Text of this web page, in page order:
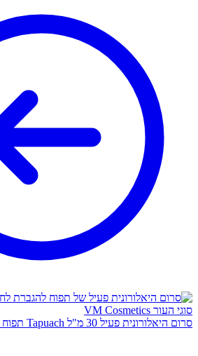
סרום היאלורונית פעיל 30 מ"ל Tapuach תפוח